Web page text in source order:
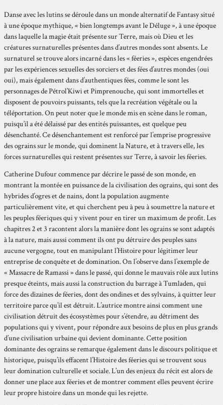
Danse avec les lutins se déroule dans un monde alternatif de Fantasy situé
à une époque mythique, « bien longtemps avant le Déluge », à une époque
dans laquelle la magie était présente sur Terre, mais où Dieu et les
créatures surnaturelles présentes dans d’autres mondes sont absents. Le
surnaturel se trouve alors incarné dans les « féeries », espèces engendrées
par les expériences sexuelles des sorciers et des fées d’autres mondes (oui
oui), mais également dans d’authentiques fées, comme le sont les
personnages de Pétrol’Kiwi et Pimprenouche, qui sont immortelles et
disposent de pouvoirs puissants, tels que la recréation végétale ou la
téléportation. On peut noter que le monde mis en scène dans le roman,
puisqu’il a été délaissé par des entités puissantes, est quelque peu
désenchanté. Ce désenchantement est renforcé par l’emprise progressive
des ograins sur le monde, qui dominent la Nature, et à travers elle, les
forces surnaturelles qui restent présentes sur Terre, à savoir les féeries.
Catherine Dufour commence par décrire le passé de son monde, en
montrant la montée en puissance de la civilisation des ograins, qui sont des
hybrides d’ogres et de nains, dont la population augmente
particulièrement vite, et qui cherchent peu à peu à soumettre la nature et
les peuples féeriques qui y vivent pour en tirer un maximum de profit. Les
chapitres 2 et 3 racontent alors la manière dont les ograins se sont adaptés
à la nature, mais aussi comment ils ont pu détruire des peuples sans
aucune vergogne, tout en manipulant l’Histoire pour légitimer leur
entreprise de conquête et de domination. On l’observe dans l’exemple de
« Massacre de Ramassi » dans le passé, qui donne le mauvais rôle aux lutins
presque éteints, mais aussi la construction du barrage à Tumladen, qui
force des dizaines de féeries, dont des ondines et des sylvains, à quitter leur
territoire parce qu’il est détruit. L’autrice montre ainsi comment une
civilisation détruit des écosystèmes pour s’étendre, au détriment des
populations qui y vivent, pour répondre aux besoins de plus en plus grands
d’une civilisation urbaine qui devient dominante. Cette position
dominante des ograins se remarque également dans le discours politique et
historique, puisqu’ils effacent l’Histoire des féeries qui se trouvent sous
leur domination culturelle et sociale. L’un des enjeux du récit est alors de
donner une place aux féeries et de montrer comment elles peuvent écrire
leur propre histoire dans un monde qui les rejette.